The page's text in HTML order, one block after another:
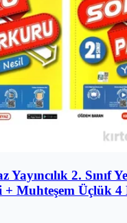
Yayıncılık 2. Sınıf
+ Muhteşem Üçlük 4